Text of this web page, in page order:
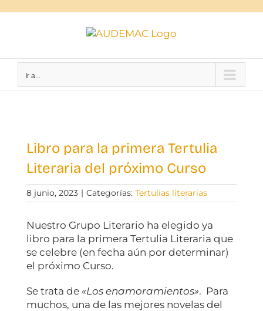
Ir a...
imagen
más
grande
Libro para la primera Tertulia
Literaria del próximo Curso
8 junio, 2023 | Categorías: Tertulias literarias
Nuestro Grupo Literario ha elegido ya
libro para la primera Tertulia Literaria que
se celebre (en fecha aún por determinar)
el próximo Curso.
Se trata de «Los enamoramientos». Para
muchos, una de las mejores novelas del